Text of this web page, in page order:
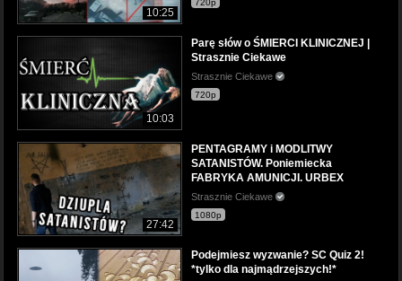
10:25
720p
10:03
Parę słów o ŚMIERCI KLINICZNEJ |
Strasznie Ciekawe
Strasznie Ciekawe
720p
27:42
PENTAGRAMY i MODLITWY
SATANISTÓW. Poniemiecka
FABRYKA AMUNICJI. URBEX
Strasznie Ciekawe
1080p
Podejmiesz wyzwanie? SC Quiz 2!
*tylko dla najmądrzejszych!*